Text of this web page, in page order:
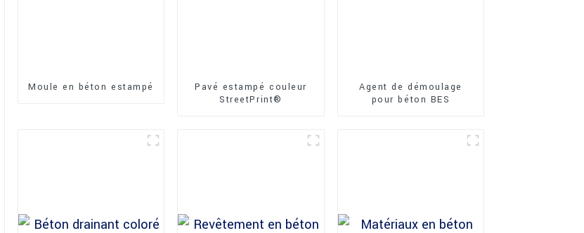
Moule en béton estampé
Pavé estampé couleur
StreetPrint®
Agent de démoulage
pour béton BES